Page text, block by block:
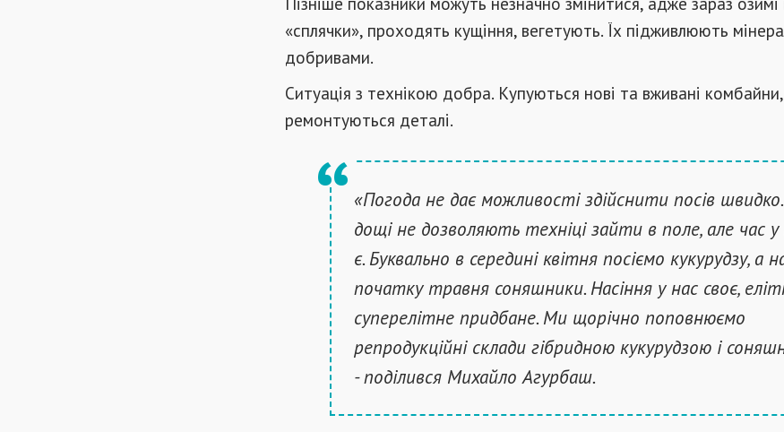
«сплячки», проходять кущіння, вегетують. Їх підживлюють
добривами.
Ситуація з технікою добра. Купуються нові та вживані комбайни,
ремонтуються деталі.
«Погода не дає можливості здійснити посів
дощі не дозволяють техніці зайти в поле, але час
є. Буквально в середині квітня посіємо кукурудзу, а
початку травня соняшники. Насіння у нас своє,
суперелітне придбане. Ми щорічно поповнюємо
репродукційні склади гібридною кукурудзою і
- поділився Михайло Агурбаш.